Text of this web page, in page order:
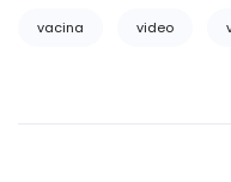
vacina video